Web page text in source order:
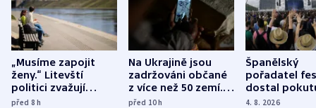
„Musíme zapojit
ženy.“ Litevští
politici zvažují
dohodu o
před 8h
Na Ukrajině jsou
zadržováni občané
z více než 50 zemí.
Bojovali na straně
před 10h
Španělský
pořadatel
dostal
nekalé
4. 8. 2026